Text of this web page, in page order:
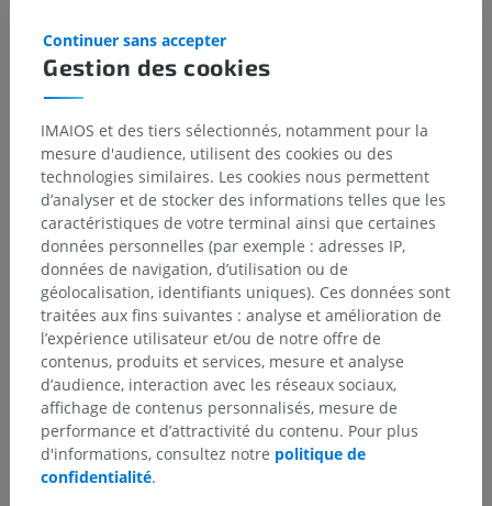
Gestion des cookies
Continuer sans accepter
IMAIOS et des tiers sélectionnés, notamment pour la
mesure d'audience, utilisent des cookies ou des
technologies similaires. Les cookies nous permettent
d’analyser et de stocker des informations telles que les
caractéristiques de votre terminal ainsi que certaines
données personnelles (par exemple : adresses IP,
données de navigation, d’utilisation ou de
géolocalisation, identifiants uniques). Ces données sont
traitées aux fins suivantes : analyse et amélioration de
l’expérience utilisateur et/ou de notre offre de
contenus, produits et services, mesure et analyse
d’audience, interaction avec les réseaux sociaux,
affichage de contenus personnalisés, mesure de
performance et d’attractivité du contenu. Pour plus
d'informations, consultez notre politique de
confidentialité.